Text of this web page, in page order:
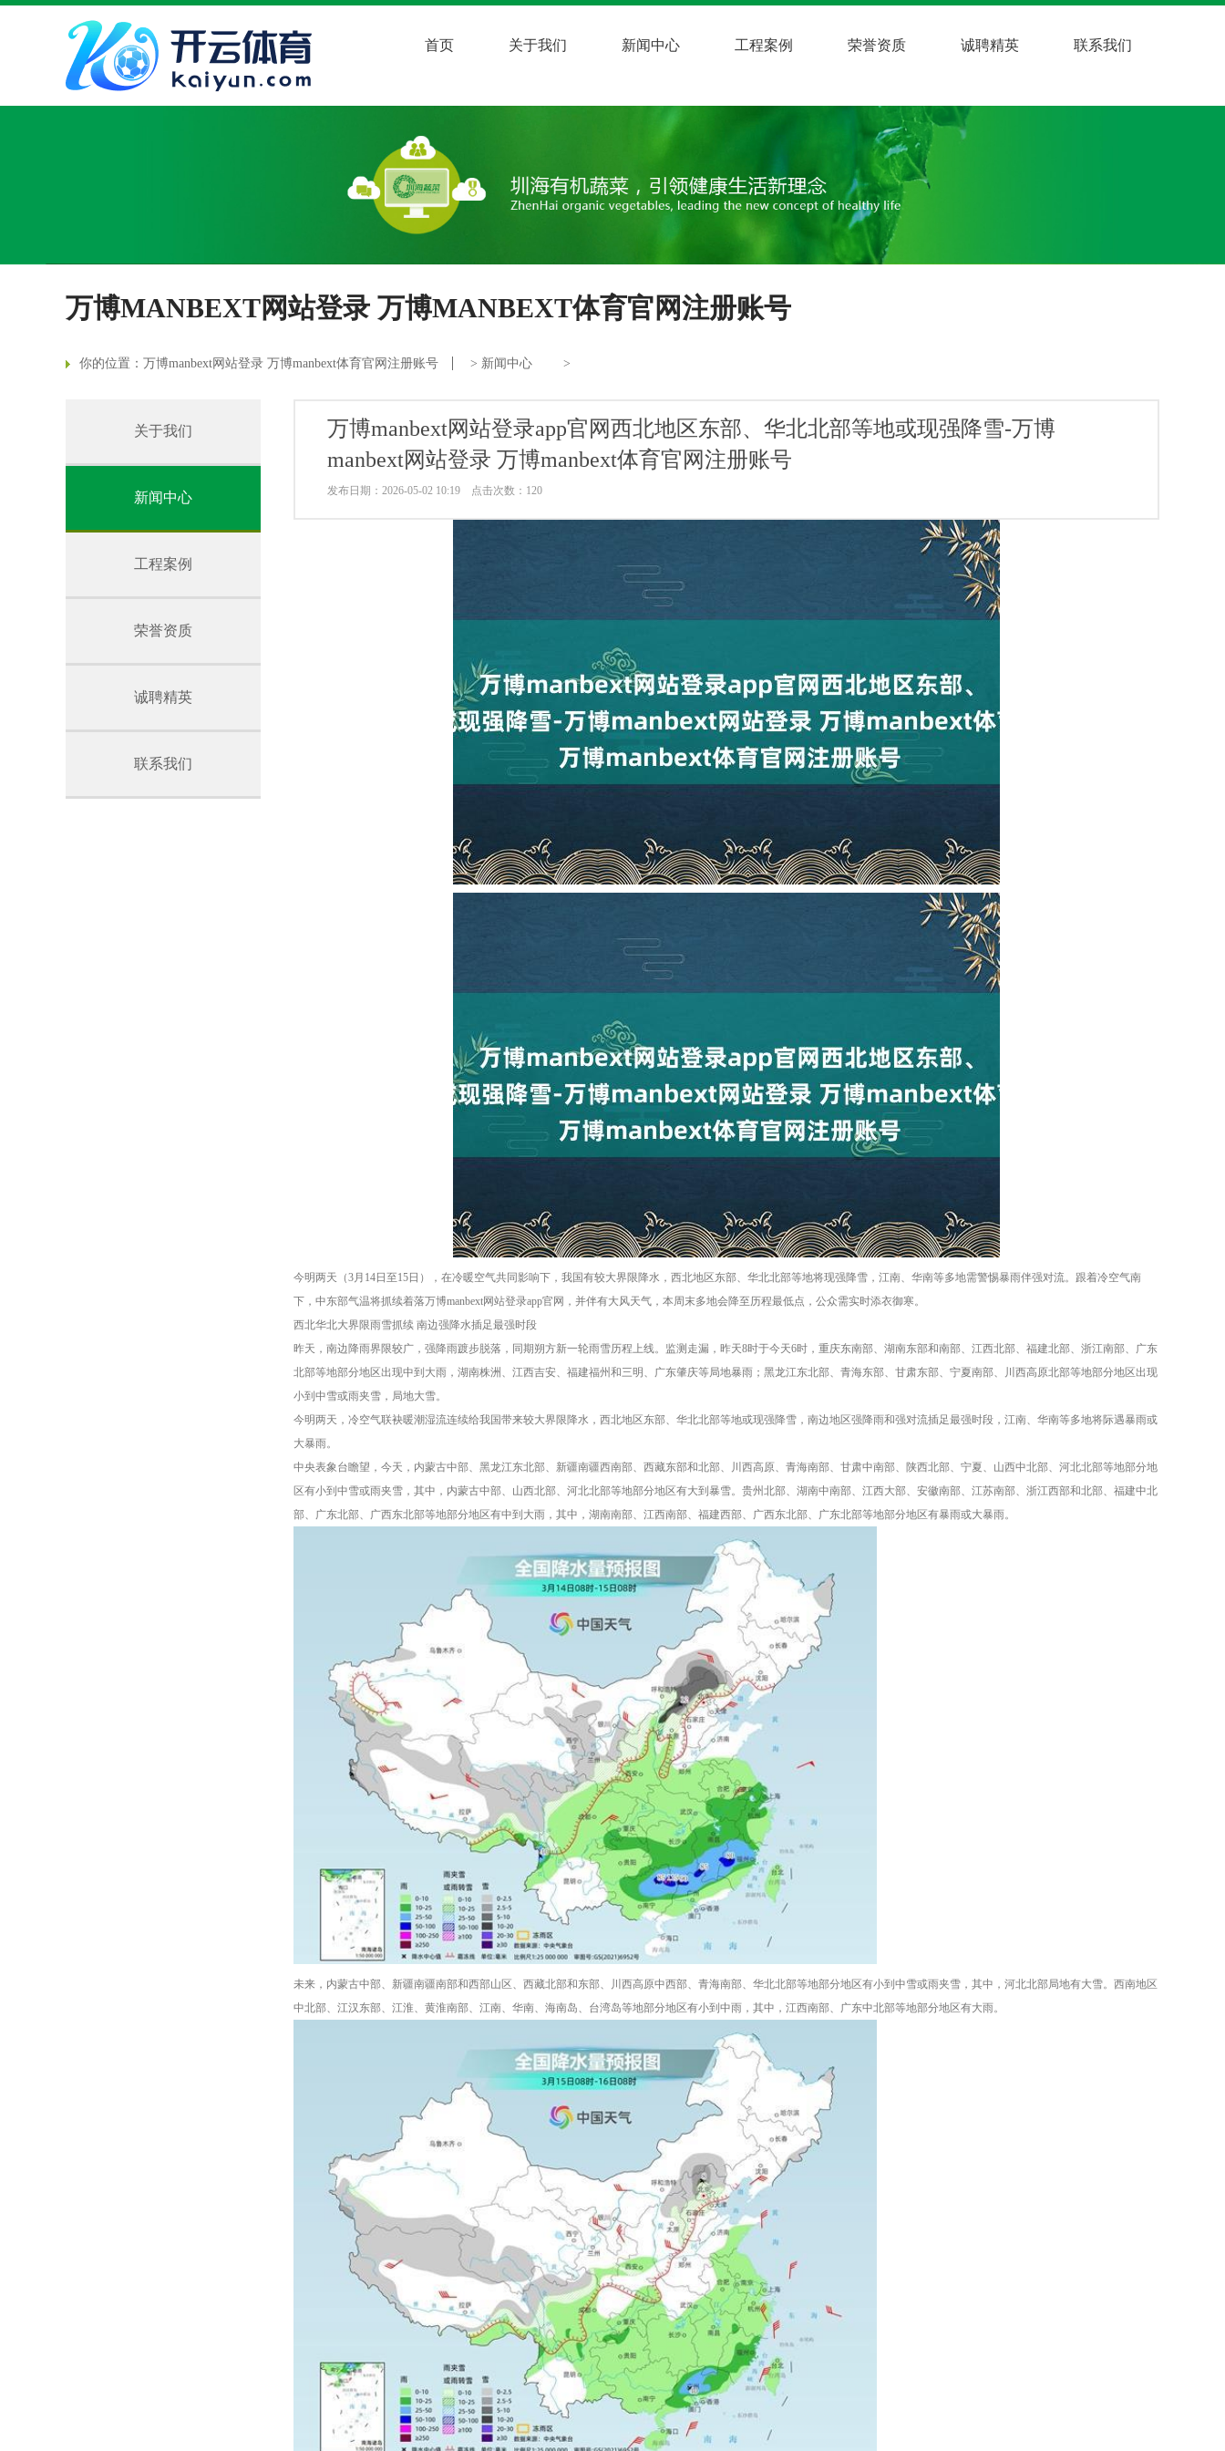
首页 关于我们 新闻中心 工程案例 荣誉资质 诚聘精英 联系我们
万博MANBEXT网站登录 万博MANBEXT体育官网注册账号
你的位置： 万博manbext网站登录 万博manbext体育官网注册账号 > 新闻中心 >
关于我们
新闻中心
工程案例
荣誉资质
诚聘精英
联系我们
万博manbext网站登录app官网西北地区东部、华北北部等地或现强降雪-万博
manbext网站登录 万博manbext体育官网注册账号
发布日期：2026-05-02 10:19 点击次数：120
今明两天（3月14日至15日），在冷暖空气共同影响下，我国有较大界限降水，西北地区东部、华北北部等地将现强降雪，江南、华南等多地需警惕暴雨伴强对流。跟着冷空气南
下，中东部气温将抓续着落万博manbext网站登录app官网，并伴有大风天气，本周末多地会降至历程最低点，公众需实时添衣御寒。
西北华北大界限雨雪抓续 南边强降水插足最强时段
昨天，南边降雨界限较广，强降雨踱步脱落，同期朔方新一轮雨雪历程上线。监测走漏，昨天8时于今天6时，重庆东南部、湖南东部和南部、江西北部、福建北部、浙江南部、广东
北部等地部分地区出现中到大雨，湖南株洲、江西吉安、福建福州和三明、广东肇庆等局地暴雨；黑龙江东北部、青海东部、甘肃东部、宁夏南部、川西高原北部等地部分地区出现
小到中雪或雨夹雪，局地大雪。
今明两天，冷空气联袂暖潮湿流连续给我国带来较大界限降水，西北地区东部、华北北部等地或现强降雪，南边地区强降雨和强对流插足最强时段，江南、华南等多地将际遇暴雨或
大暴雨。
中央表象台瞻望，今天，内蒙古中部、黑龙江东北部、新疆南疆西南部、西藏东部和北部、川西高原、青海南部、甘肃中南部、陕西北部、宁夏、山西中北部、河北北部等地部分地
区有小到中雪或雨夹雪，其中，内蒙古中部、山西北部、河北北部等地部分地区有大到暴雪。贵州北部、湖南中南部、江西大部、安徽南部、江苏南部、浙江西部和北部、福建中北
部、广东北部、广西东北部等地部分地区有中到大雨，其中，湖南南部、江西南部、福建西部、广西东北部、广东北部等地部分地区有暴雨或大暴雨。
未来，内蒙古中部、新疆南疆南部和西部山区、西藏北部和东部、川西高原中西部、青海南部、华北北部等地部分地区有小到中雪或雨夹雪，其中，河北北部局地有大雪。西南地区
中北部、江汉东部、江淮、黄淮南部、江南、华南、海南岛、台湾岛等地部分地区有小到中雨，其中，江西南部、广东中北部等地部分地区有大雨。